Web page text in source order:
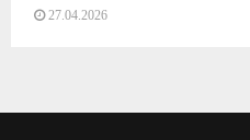
27.04.2026